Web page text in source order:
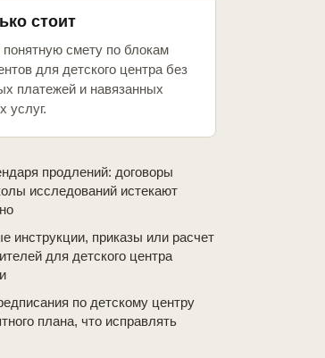
стоит
смету по блокам
для детского центра без
платежей и навязанных
услуг.
продлений: договоры
исследований истекают
инструкции, приказы или расчет
для детского центра
по детскому центру
плана, что исправлять